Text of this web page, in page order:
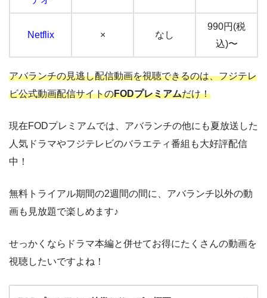
Netflix × なし
990円(税
込)〜
アバランチの見逃し配信動画を視聴できるのは、フジテレ
ビ公式動画配信サイトのFODプレミアムだけ！
現在FODプレミアムでは、アバランチの他にも夏放送した
人気ドラマやフジテレビのバラエティ番組も大好評配信
中！
無料トライアル期間の2週間の間に、アバランチ以外の動
画も見放題で楽しめます♪
せっかくならドラマ本編と併せてお得にたくさんの動画を
視聴したいですよね！